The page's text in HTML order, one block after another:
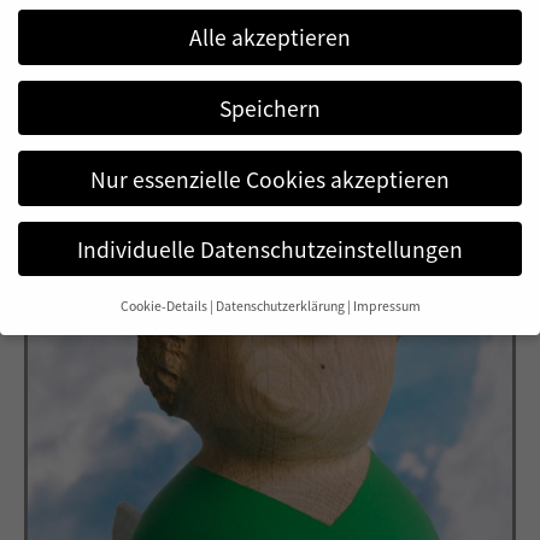
Alle akzeptieren
Speichern
Nur essenzielle Cookies akzeptieren
Individuelle Datenschutzeinstellungen
Cookie-Details Datenschutzerklärung Impressum
Datenschutzeinstellungen
Wenn Sie unter 16 Jahre alt sind und Ihre Zustimmung zu
freiwilligen Diensten geben möchten, müssen Sie Ihre
Erziehungsberechtigten um Erlaubnis bitten.
Wir verwenden Cookies und andere Technologien auf unserer
Website. Einige von ihnen sind essenziell, während andere uns
helfen, diese Website und Ihre Erfahrung zu verbessern.
Personenbezogene Daten können verarbeitet werden (z. B. IP-